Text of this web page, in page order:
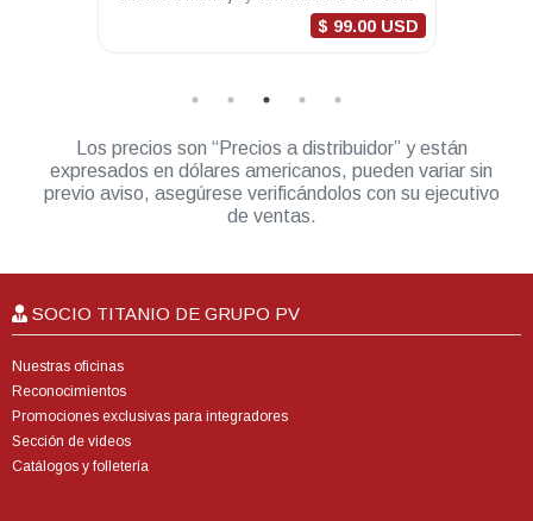
$ 99.00 USD
Los precios son “Precios a distribuidor” y están
expresados en dólares americanos, pueden variar sin
previo aviso, asegúrese verificándolos con su ejecutivo
de ventas.
SOCIO TITANIO DE GRUPO PV
Nuestras oficinas
Reconocimientos
Promociones exclusivas para integradores
Sección de videos
Catálogos y folletería